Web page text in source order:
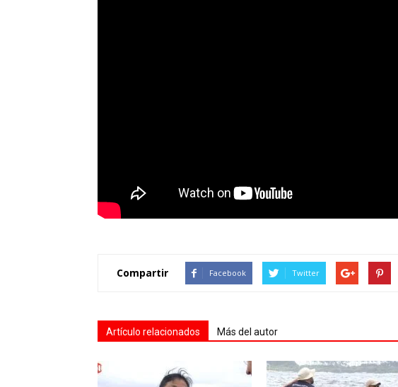
Compartir Facebook Twitter
Artículo relacionados Más del autor